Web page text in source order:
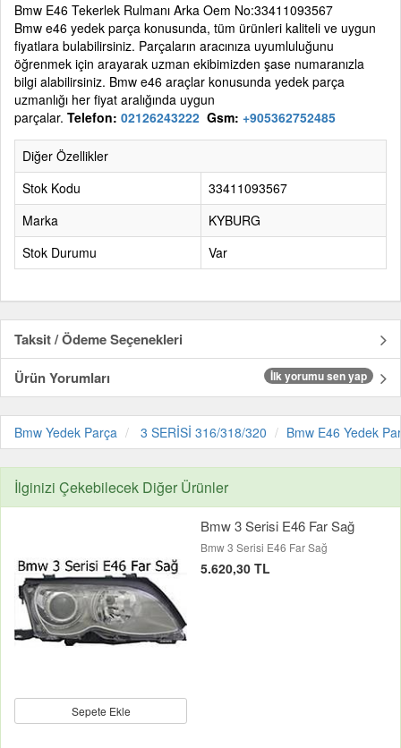
Bmw E46 Tekerlek Rulmanı Arka Oem No:33411093567
Bmw e46 yedek parça konusunda, tüm ürünleri kaliteli ve uygun
fiyatlara bulabilirsiniz. Parçaların aracınıza uyumluluğunu
öğrenmek için arayarak uzman ekibimizden şase numaranızla
bilgi alabilirsiniz. Bmw e46 araçlar konusunda yedek parça
uzmanlığı her fiyat aralığında uygun
parçalar. Telefon: 02126243222 Gsm: +905362752485
Diğer Özellikler
Stok Kodu
33411093567
Marka
KYBURG
Stok Durumu
Var
Taksit / Ödeme Seçenekleri
Ürün Yorumları
İlk yorumu sen yap
Bmw Yedek Parça 3 SERİSİ 316/318/320 Bmw E46 Yedek
İlginizi Çekebilecek Diğer Ürünler
Sepete Ekle
Bmw 3 Serisi E46 Far Sağ
Bmw 3 Serisi E46 Far Sağ
5.620,30 TL